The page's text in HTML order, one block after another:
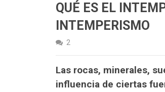
QUÉ ES EL
INTEMPERISMO
2
Las rocas, minerales,
influencia de ciertas